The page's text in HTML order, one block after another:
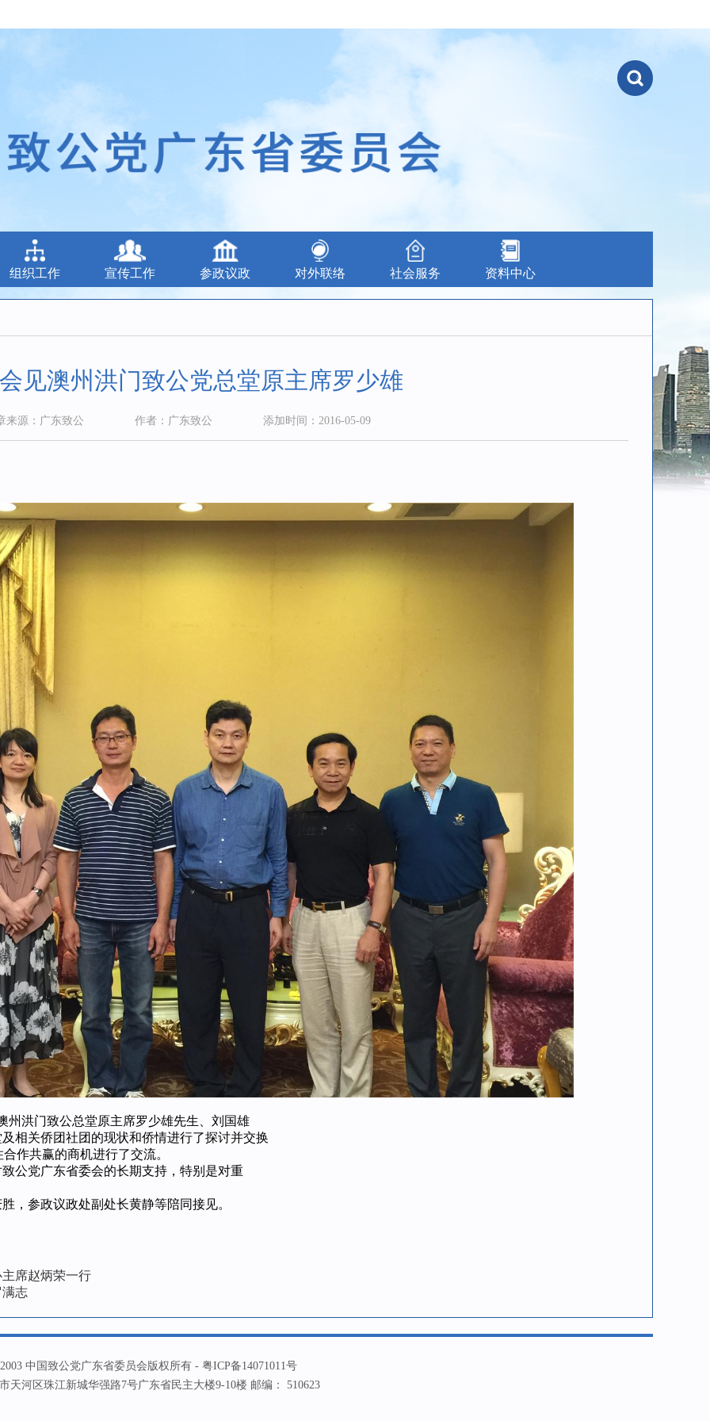
组织工作 宣传工作 参政议政 对外联络 社会服务 资料中心
见澳州洪门致公党总堂原主席罗少雄
来源：广东致公 作者：广东致公 添加时间：2016-05-09
州洪门致公总堂原主席罗少雄先生、刘国雄
相关侨团社团的现状和侨情进行了探讨并交换
作共赢的商机进行了交流。
公党广东省委会的长期支持，特别是对重
，参政议政处副处长黄静等陪同接见。
席赵炳荣一行
志
中国致公党广东省委员会版权所有 - 粤ICP备14071011号
天河区珠江新城华强路7号广东省民主大楼9-10楼 邮编： 510623